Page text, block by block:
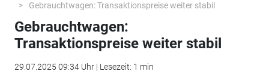
Gebrauchtwagen: Transaktionspreise weiter stabil
Gebrauchtwagen:
Transaktionspreise weiter stabil
29.07.2025 09:34 Uhr | Lesezeit: 1 min